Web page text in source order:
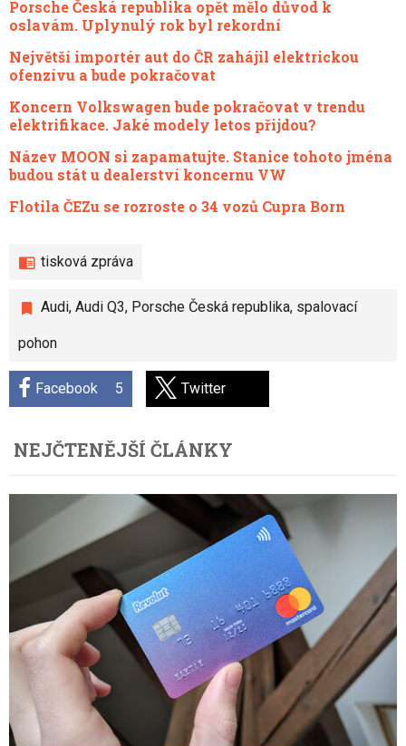
tisková zpráva
Audi, Audi Q3, Porsche Česká republika, spalovací
pohon
Facebook 5 Twitter
Porsche Česká republika opět mělo důvod k
oslavám. Uplynulý rok byl rekordní
Největší importér aut do ČR zahájil elektrickou
ofenzívu a bude pokračovat
Koncern Volkswagen bude pokračovat v trendu
elektrifikace. Jaké modely letos přijdou?
Název MOON si zapamatujte. Stanice tohoto jména
budou stát u dealerství koncernu VW
Flotila ČEZu se rozroste o 34 vozů Cupra Born
NEJČTENĚJŠÍ ČLÁNKY